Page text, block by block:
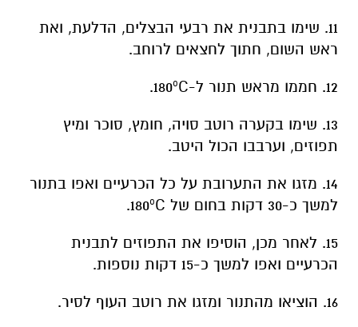
11. שימו בתבנית את רבעי הבצלים, הדלעת, ואת
ראש השום, חתוך לחצאים לרוחב.
12. חממו מראש תנור ל-180ºC.
13. שימו בקערה רוטב סויה, חומץ, סוכר ומיץ
תפוזים, וערבבו הכול היטב.
14. מזגו את התערובת על כל הכרעיים ואפו בתנור
למשך כ-30 דקות בחום של 180ºC.
15. לאחר מכן, הוסיפו את התפוזים לתבנית
הכרעיים ואפו למשך כ-15 דקות נוספות.
16. הוציאו מהתנור ומזגו את רוטב העוף לסיר.